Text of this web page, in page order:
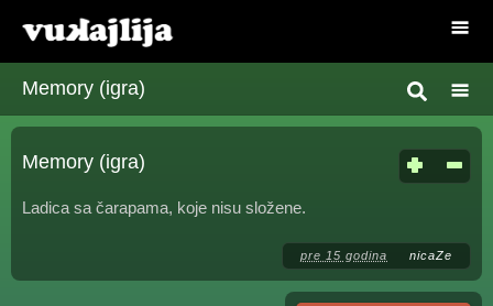
Memory (igra)
Memory (igra)
Ladica sa čarapama, koje nisu složene.
pre 15 godina nicaZe